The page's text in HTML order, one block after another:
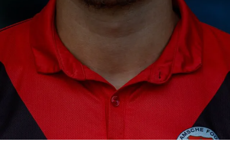
SPORTPARK GOED GENOEG
LIDMAATSCHAP
CONTACT